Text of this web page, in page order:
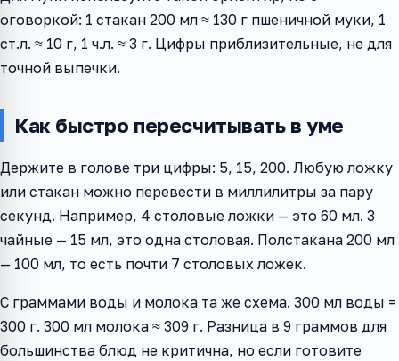
оговоркой: 1 стакан 200 мл ≈ 130 г пшеничной муки, 1
ст.л. ≈ 10 г, 1 ч.л. ≈ 3 г. Цифры приблизительные, не для
точной выпечки.
Как быстро пересчитывать в уме
Держите в голове три цифры: 5, 15, 200. Любую ложку
или стакан можно перевести в миллилитры за пару
секунд. Например, 4 столовые ложки — это 60 мл. 3
чайные — 15 мл, это одна столовая. Полстакана 200 мл
— 100 мл, то есть почти 7 столовых ложек.
С граммами воды и молока та же схема. 300 мл воды =
300 г. 300 мл молока ≈ 309 г. Разница в 9 граммов для
большинства блюд не критична, но если готовите